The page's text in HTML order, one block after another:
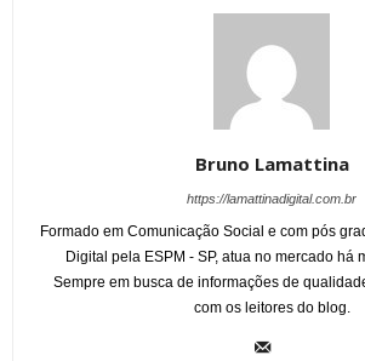
Bruno Lamattina
https://lamattinadigital.com.br
Formado em Comunicação Social e com pós
Digital pela ESPM - SP, atua no mercado há
Sempre em busca de informações de
com os leitores do blog.